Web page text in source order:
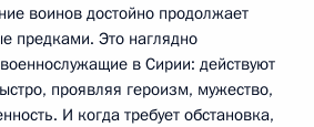
воинов достойно продолжает
предками. Это наглядно
в Сирии: действуют
проявляя героизм, мужество,
И когда требует обстановка,